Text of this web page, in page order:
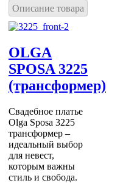
Описание товара
OLGA
SPOSA 3225
(трансформер)
Свадебное платье
Olga Sposa 3225
трансформер –
идеальный выбор
для невест,
которым важны
стиль и свобода.